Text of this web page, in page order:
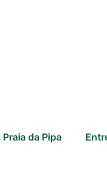
da Pipa